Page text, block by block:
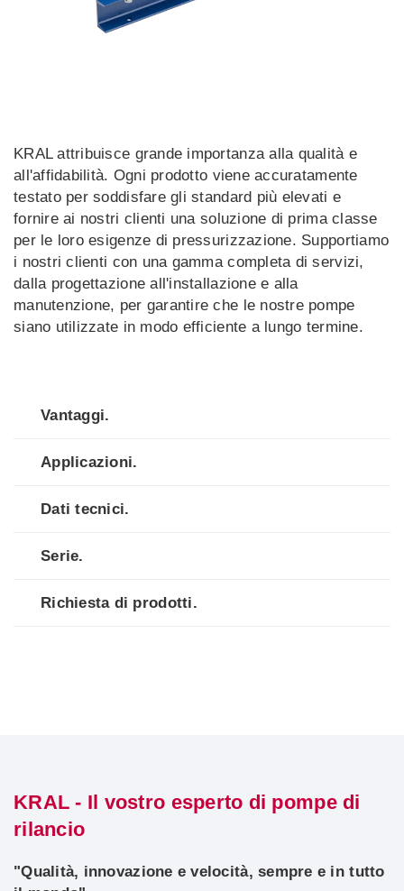
KRAL attribuisce grande importanza alla qualità e
all'affidabilità. Ogni prodotto viene accuratamente
testato per soddisfare gli standard più elevati e
fornire ai nostri clienti una soluzione di prima classe
per le loro esigenze di pressurizzazione. Supportiamo
i nostri clienti con una gamma completa di servizi,
dalla progettazione all'installazione e alla
manutenzione, per garantire che le nostre pompe
siano utilizzate in modo efficiente a lungo termine.
Vantaggi.
Applicazioni.
Dati tecnici.
Serie.
Richiesta di prodotti.
KRAL - Il vostro esperto di pompe di
rilancio
"Qualità, innovazione e velocità, sempre e in tutto